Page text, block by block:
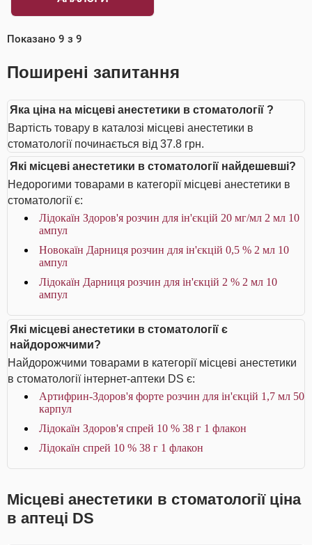
Показано 9 з 9
Поширені запитання
Яка ціна на місцеві анестетики в стоматології ?
Вартість товару в каталозі місцеві анестетики в
стоматології починається від 37.8 грн.
Які місцеві анестетики в стоматології найдешевші?
Недорогими товарами в категорії місцеві анестетики в
стоматології є:
Лідокаїн Здоров'я розчин для ін'єкцій 20 мг/мл 2 мл 10
ампул
Новокаїн Дарниця розчин для ін'єкцій 0,5 % 2 мл 10
ампул
Лідокаїн Дарниця розчин для ін'єкцій 2 % 2 мл 10
ампул
Які місцеві анестетики в стоматології є
найдорожчими?
Найдорожчими товарами в категорії місцеві анестетики
в стоматології інтернет-аптеки DS є:
Артифрин-Здоров'я форте розчин для ін'єкцій 1,7 мл 50
карпул
Лідокаїн Здоров'я спрей 10 % 38 г 1 флакон
Лідокаїн спрей 10 % 38 г 1 флакон
Місцеві анестетики в стоматології ціна
в аптеці DS